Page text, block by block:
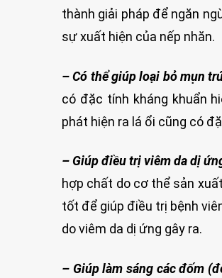
thành giải pháp để ngăn
sự xuất hiện của nếp nhăn.
– Có thể giúp loại bỏ mụn
có đặc tính kháng khuẩn
phát hiện ra lá ổi cũng có
– Giúp điều trị viêm da dị
hợp chất do cơ thể sản
tốt để giúp điều trị bệnh
do viêm da dị ứng gây ra.
– Giúp làm sáng các đốm